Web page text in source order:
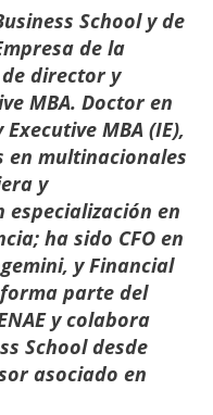
Schooly de
de la
director y
MBA. Doctor en
MBA (IE),
en multinacionales
y
en
ha sido CFO en
y Financial
parte del
y colabora
School desde
asociado en